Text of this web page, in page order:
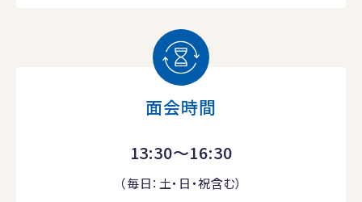
面会時間
13:30～16:30
（毎日：土・日・祝含む）